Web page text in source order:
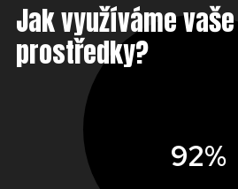
Jak využíváme
prostředky?
92%